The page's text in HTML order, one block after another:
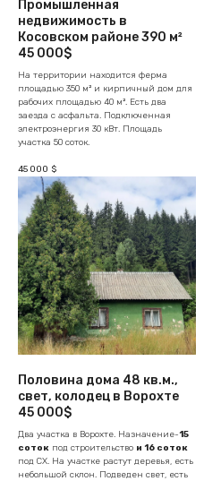
Промышленная
недвижимость в
Косовском районе 390 м²
45 000$
На территории находится ферма
площадью 350 м² и кирпичный дом для
рабочих площадью 40 м². Есть два
заезда с асфальта. Подключенная
электроэнергия 30 кВт. Площадь
участка 50 соток.
45 000 $
Половина дома 48 кв.м.,
свет, колодец в Ворохте
45 000$
Два участка в Ворохте. Назначение-15
соток под строительство и 16 соток
под СХ. На участке растут деревья, есть
небольшой склон. Подведен свет, есть